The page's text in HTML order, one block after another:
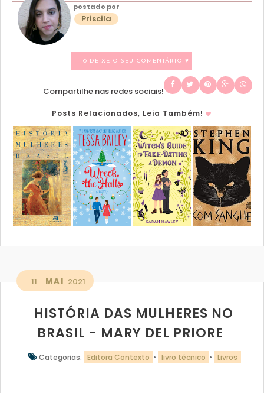
postado por
Priscila
0 DEIXE O SEU COMENTÁRIO ♥
Compartilhe nas redes sociais!
Posts Relacionados, Leia Também!
11 MAI 2021
HISTÓRIA DAS MULHERES NO
BRASIL - MARY DEL PRIORE
Categorias: Editora Contexto • livro técnico • Livros